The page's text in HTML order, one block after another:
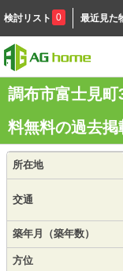
検討リスト 0 最近見た
調布市富士見
料無料の過去掲
所在地
交通
築年月（築年数）
方位